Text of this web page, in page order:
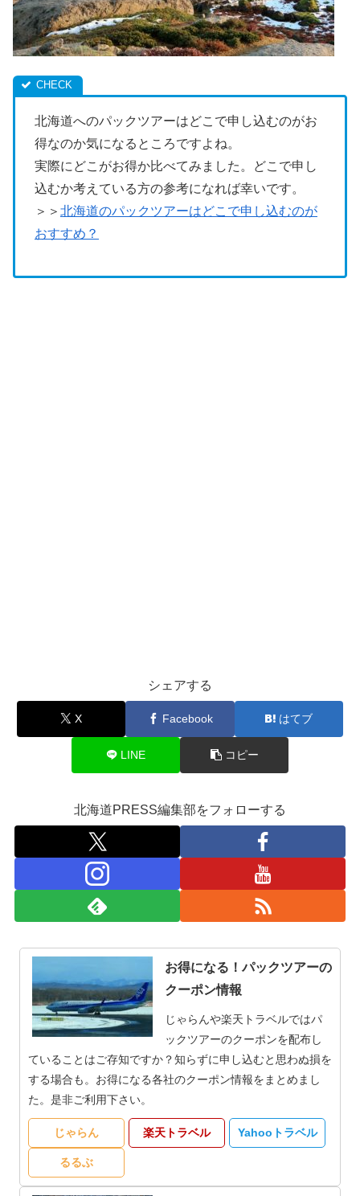
北海道へのパックツアーはどこで申し込むのがお
得なのか気になるところですよね。
実際にどこがお得か比べてみました。どこで申し
込むか考えている方の参考になれば幸いです。
＞＞ 北海道のパックツアーはどこで申し込むのが
おすすめ？
シェアする
X Facebook はてブ
LINE コピー
北海道PRESS編集部をフォローする
お得になる！パックツアーの
クーポン情報
じゃらんや楽天トラベルではパ
ックツアーのクーポンを配布し
ていることはご存知ですか？知らずに申し込むと思わぬ損を
する場合も。お得になる各社のクーポン情報をまとめまし
た。是非ご利用下さい。
じゃらん 楽天トラベル Yahooトラベル
るるぶ